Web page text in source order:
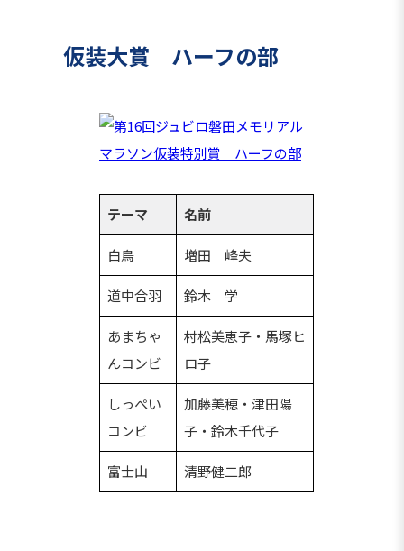
仮装大賞 ハーフの部
テーマ 名前
白鳥 増田 峰夫
道中合羽 鈴木 学
あまちゃ
んコンビ
村松美恵子・馬塚ヒ
ロ子
しっぺい
コンビ
加藤美穂・津田陽
子・鈴木千代子
富士山 清野健二郎